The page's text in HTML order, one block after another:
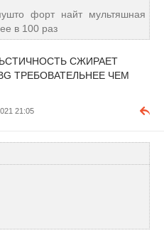
форт найт мультяшная
в 100 раз
СЖИРАЕТ
ТРЕБОВАТЕЛЬНЕЕ ЧЕМ
21:05